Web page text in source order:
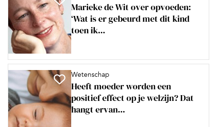
Marieke de Wit over opvoeden:
‘Wat is er gebeurd met dit kind
toen ik...
Wetenschap
Heeft moeder worden een
positief effect op je welzijn? Dat
hangt ervan...